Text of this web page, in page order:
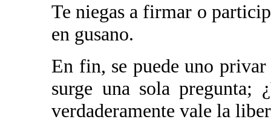
Te niegas a firmar o
en gusano.
En fin, se puede uno privar
surge una sola pregunta;
verdaderamente vale la